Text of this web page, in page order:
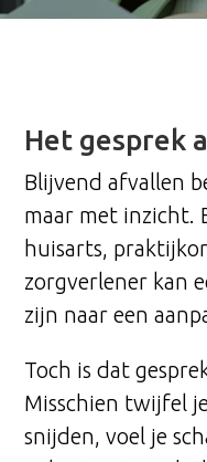
Het gesprek
Blijvend afvallen
maar met inzicht.
huisarts,
zorgverlener kan
zijn naar een
Toch is dat
Misschien twijfel
snijden, voel je